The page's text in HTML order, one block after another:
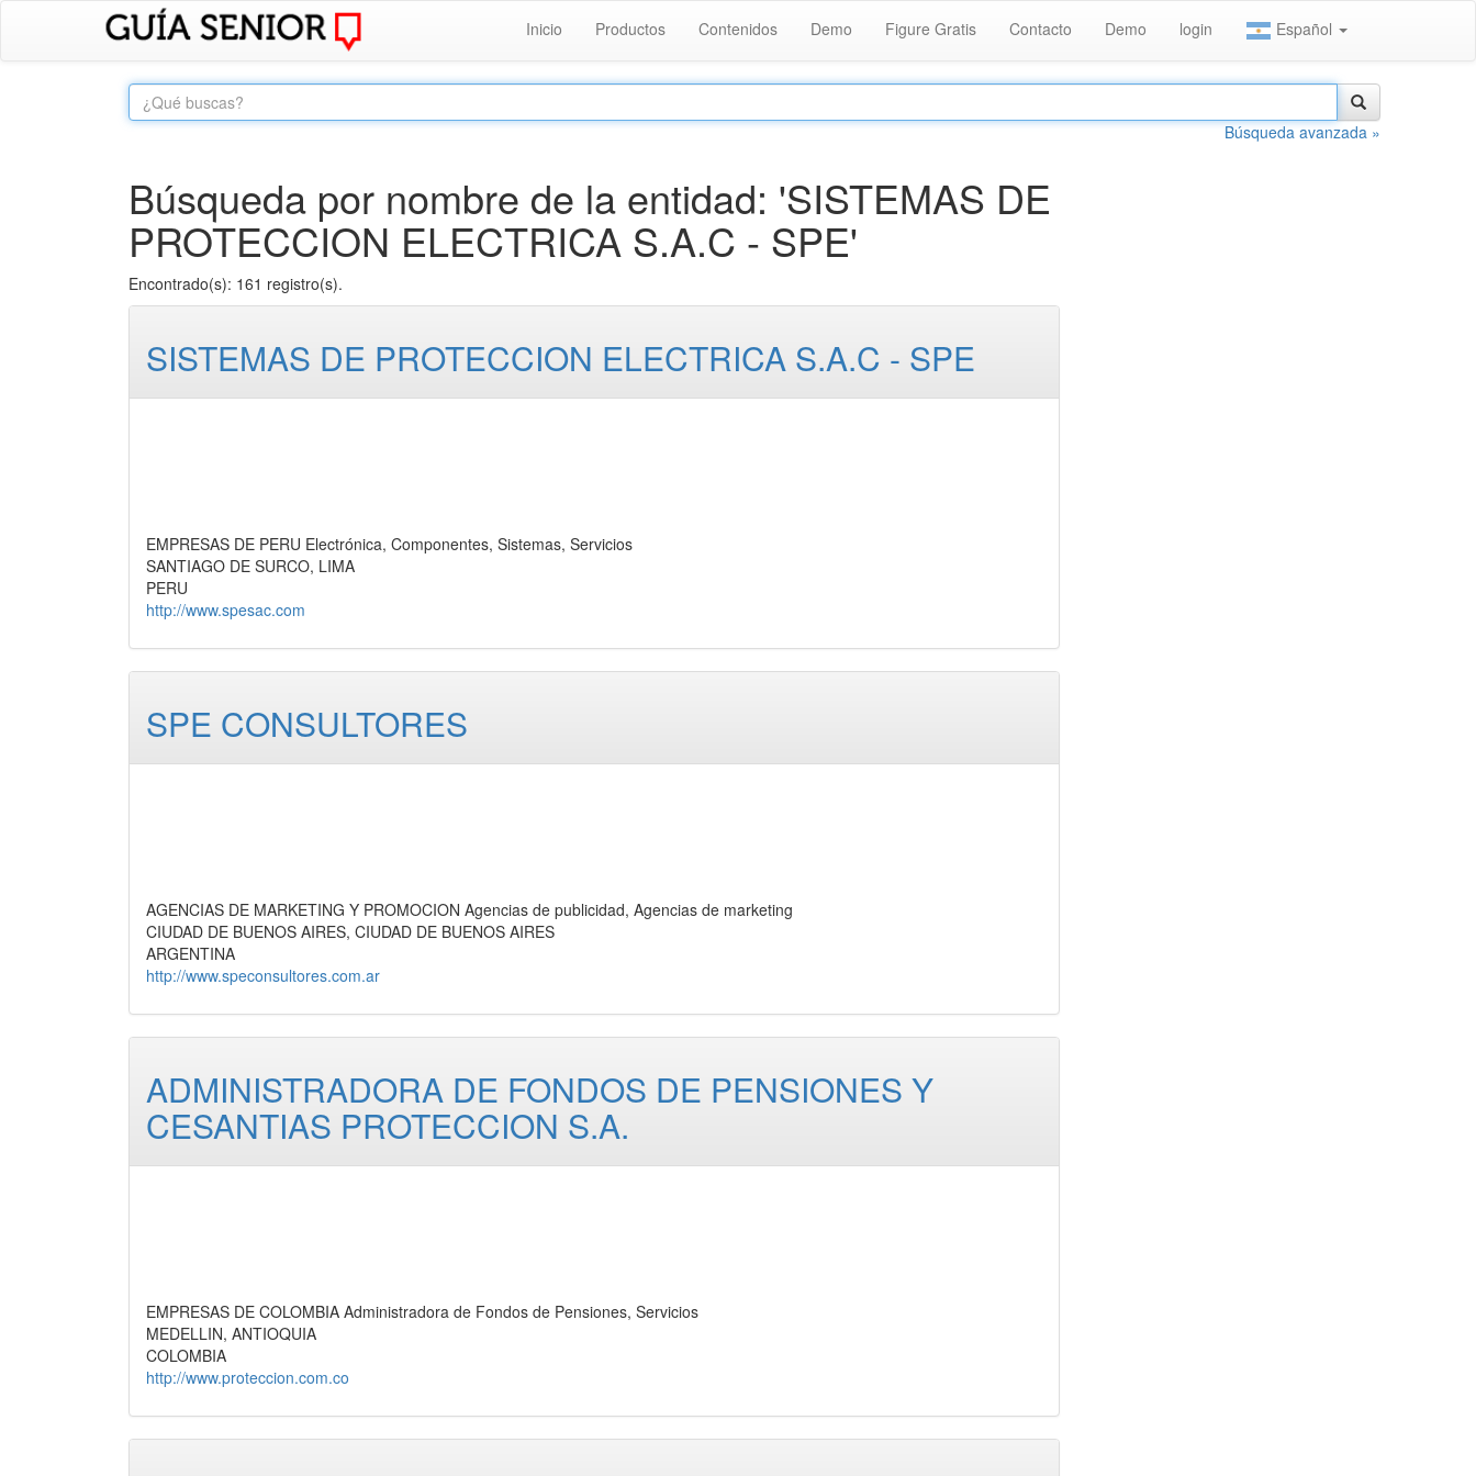
Inicio Productos Contenidos Demo Figure Gratis Contacto Demo login Español
Búsqueda avanzada »
Búsqueda por nombre de la entidad: 'SISTEMAS DE
PROTECCION ELECTRICA S.A.C - SPE'
Encontrado(s): 161 registro(s).
SISTEMAS DE PROTECCION ELECTRICA S.A.C - SPE
EMPRESAS DE PERU Electrónica, Componentes, Sistemas, Servicios
SANTIAGO DE SURCO, LIMA
PERU
http://www.spesac.com
SPE CONSULTORES
AGENCIAS DE MARKETING Y PROMOCION Agencias de publicidad, Agencias de marketing
CIUDAD DE BUENOS AIRES, CIUDAD DE BUENOS AIRES
ARGENTINA
http://www.speconsultores.com.ar
ADMINISTRADORA DE FONDOS DE PENSIONES Y
CESANTIAS PROTECCION S.A.
EMPRESAS DE COLOMBIA Administradora de Fondos de Pensiones, Servicios
MEDELLIN, ANTIOQUIA
COLOMBIA
http://www.proteccion.com.co